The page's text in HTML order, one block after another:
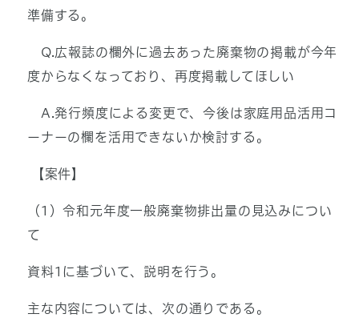
準備する。
Q.広報誌の欄外に過去あった廃棄物の掲載が今年
度からなくなっており、再度掲載してほしい
A.発行頻度による変更で、今後は家庭用品活用コ
ーナーの欄を活用できないか検討する。
【案件】
（1）令和元年度一般廃棄物排出量の見込みについ
て
資料1に基づいて、説明を行う。
主な内容については、次の通りである。